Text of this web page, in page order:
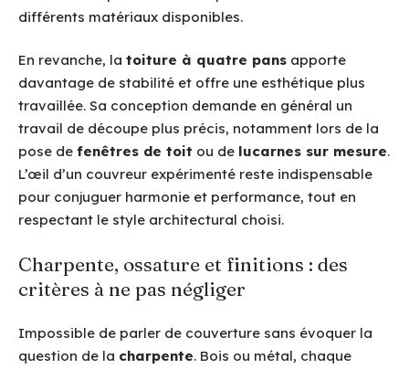
différents matériaux disponibles.
En revanche, la toiture à quatre pans apporte
davantage de stabilité et offre une esthétique plus
travaillée. Sa conception demande en général un
travail de découpe plus précis, notamment lors de la
pose de fenêtres de toit ou de lucarnes sur mesure.
L’œil d’un couvreur expérimenté reste indispensable
pour conjuguer harmonie et performance, tout en
respectant le style architectural choisi.
Charpente, ossature et finitions : des
critères à ne pas négliger
Impossible de parler de couverture sans évoquer la
question de la charpente. Bois ou métal, chaque